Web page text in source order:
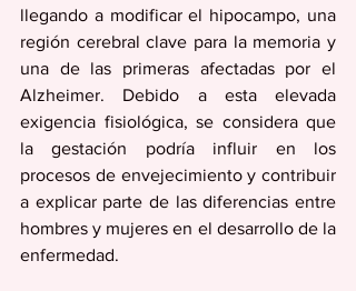
llegando a modificar el hipocampo, una
región cerebral clave para la memoria y
una de las primeras afectadas por el
Alzheimer. Debido a esta elevada
exigencia fisiológica, se considera que
la gestación podría influir en los
procesos de envejecimiento y contribuir
a explicar parte de las diferencias entre
hombres y mujeres en el desarrollo de la
enfermedad.